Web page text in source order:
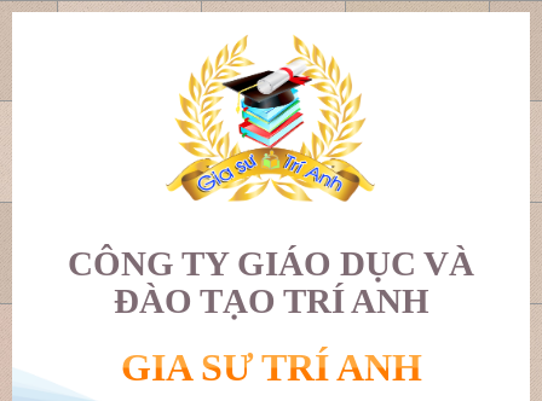
CÔNG TY GIÁO DỤC VÀ
ĐÀO TẠO TRÍ ANH
GIA SƯ TRÍ ANH